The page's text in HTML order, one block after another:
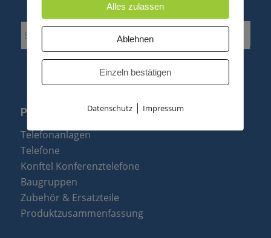
PRODUKTE
Telefonanlagen
Telefone
Konftel Konferenztelefone
Baugruppen
Zubehör & Ersatzteile
Produktzusammenfassung
Alles zulassen
Ablehnen
Einzeln bestätigen
Datenschutz| Impressum